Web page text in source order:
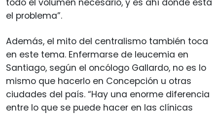
el problema”.
Además, el mito del centralismo también toca
en este tema. Enfermarse de leucemia en
Santiago, según el oncólogo Gallardo, no es lo
mismo que hacerlo en Concepción u otras
ciudades del país. “Hay una enorme diferencia
entre lo que se puede hacer en las clínicas